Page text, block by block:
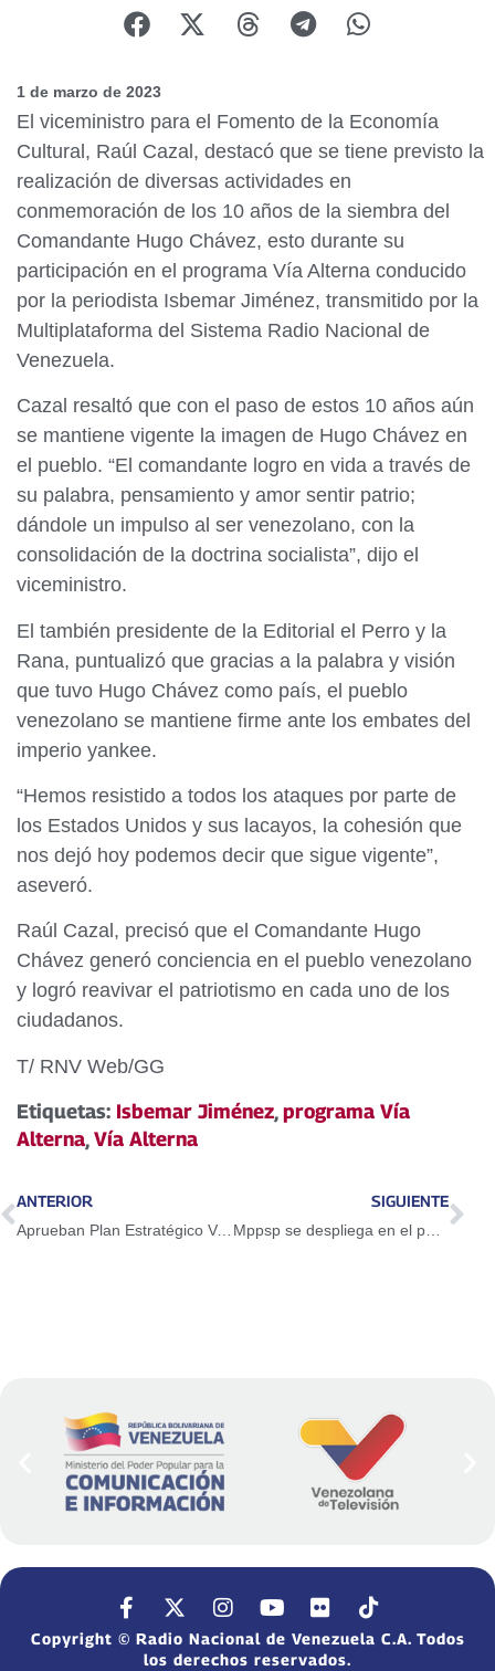
1 de marzo de 2023
El viceministro para el Fomento de la Economía
Cultural, Raúl Cazal, destacó que se tiene previsto la
realización de diversas actividades en
conmemoración de los 10 años de la siembra del
Comandante Hugo Chávez, esto durante su
participación en el programa Vía Alterna conducido
por la periodista Isbemar Jiménez, transmitido por la
Multiplataforma del Sistema Radio Nacional de
Venezuela.
Cazal resaltó que con el paso de estos 10 años aún
se mantiene vigente la imagen de Hugo Chávez en
el pueblo. “El comandante logro en vida a través de
su palabra, pensamiento y amor sentir patrio;
dándole un impulso al ser venezolano, con la
consolidación de la doctrina socialista”, dijo el
viceministro.
El también presidente de la Editorial el Perro y la
Rana, puntualizó que gracias a la palabra y visión
que tuvo Hugo Chávez como país, el pueblo
venezolano se mantiene firme ante los embates del
imperio yankee.
“Hemos resistido a todos los ataques por parte de
los Estados Unidos y sus lacayos, la cohesión que
nos dejó hoy podemos decir que sigue vigente”,
aseveró.
Raúl Cazal, precisó que el Comandante Hugo
Chávez generó conciencia en el pueblo venezolano
y logró reavivar el patriotismo en cada uno de los
ciudadanos.
T/ RNV Web/GG
Etiquetas: Isbemar Jiménez,programa Vía
Alterna,Vía Alterna
ANTERIOR
Aprueban Plan Estratégico Venezuela 2023-2025 para fortalecer alimentación escolar
SIGUIENTE
Mppsp se despliega en el país con operativo “Revolución Judicial”
Copyright © Radio Nacional de Venezuela C.A. Todos
los derechos reservados.